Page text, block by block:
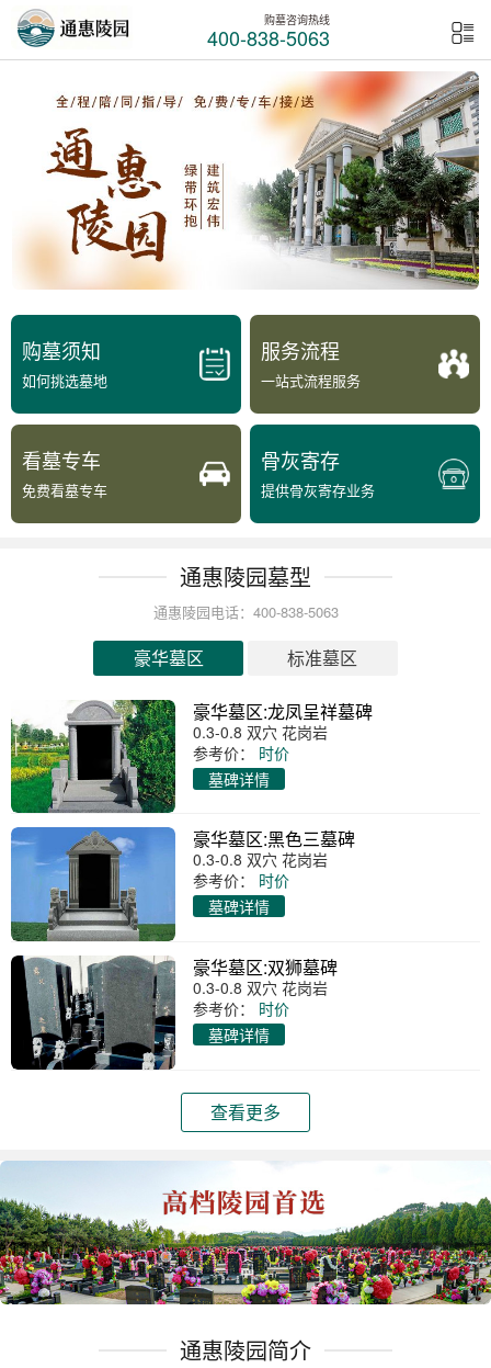
购墓咨询热线
400-838-5063
购墓须知
如何挑选墓地
服务流程
一站式流程服务
看墓专车
免费看墓专车
骨灰寄存
提供骨灰寄存业务
通惠陵园墓型
通惠陵园电话：400-838-5063
豪华墓区 标准墓区
豪华墓区:龙凤呈祥墓碑
0.3-0.8 双穴 花岗岩
参考价：
时价
墓碑详情
豪华墓区:黑色三墓碑
0.3-0.8 双穴 花岗岩
参考价：
时价
墓碑详情
豪华墓区:双狮墓碑
0.3-0.8 双穴 花岗岩
参考价：
时价
墓碑详情
查看更多
通惠陵园简介